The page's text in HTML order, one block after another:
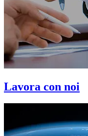
Lavora con noi